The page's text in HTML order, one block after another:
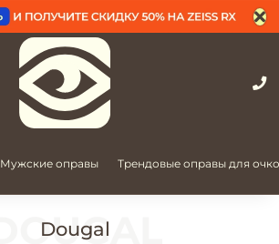
Мужские оправы Трендовые оправы для
Dougal